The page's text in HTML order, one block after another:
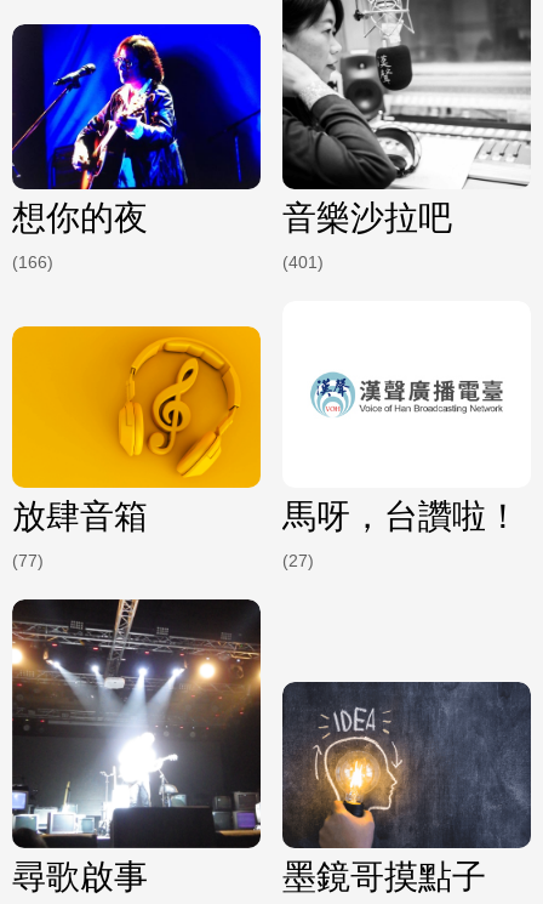
想你的夜
(166)
音樂沙拉吧
(401)
放肆音箱
(77)
馬呀，台讚啦！
(27)
尋歌啟事 墨鏡哥摸點子